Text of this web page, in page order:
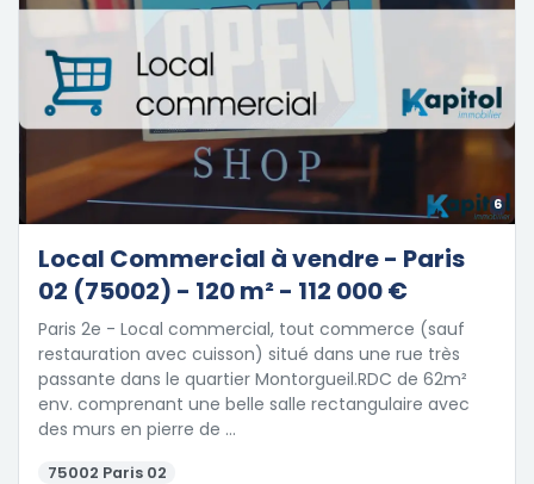
6
Local Commercial à vendre - Paris
02 (75002) - 120 m² - 112 000 €
Paris 2e - Local commercial, tout commerce (sauf
restauration avec cuisson) situé dans une rue très
passante dans le quartier Montorgueil.RDC de 62m²
env. comprenant une belle salle rectangulaire avec
des murs en pierre de …
75002 Paris 02